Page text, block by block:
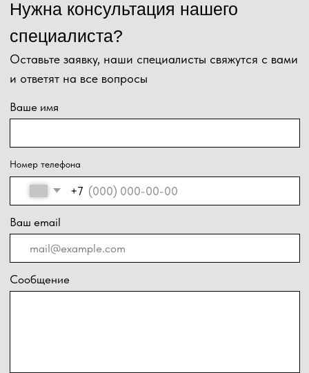
Сообщение
Отправить
Нажимая на кнопку, Вы даёте согласие на обработку персональных